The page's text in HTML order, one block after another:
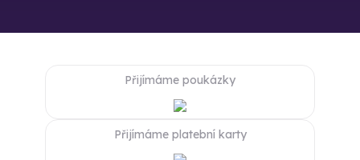
Přijímáme poukázky
Přijímáme platební karty